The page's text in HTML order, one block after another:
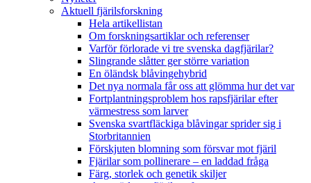
Aktuell fjärilsforskning
Hela artikellistan
Om forskningsartiklar och referenser
Varför förlorade vi tre svenska dagfjärilar?
Slingrande slåtter ger större variation
En öländsk blåvingehybrid
Det nya normala får oss att glömma hur det var
Fortplantningsproblem hos rapsfjärilar efter
värmestress som larver
Svenska svartfläckiga blåvingar sprider sig i
Storbritannien
Förskjuten blomning som försvar mot fjäril
Fjärilar som pollinerare – en laddad fråga
Färg, storlek och genetik skiljer